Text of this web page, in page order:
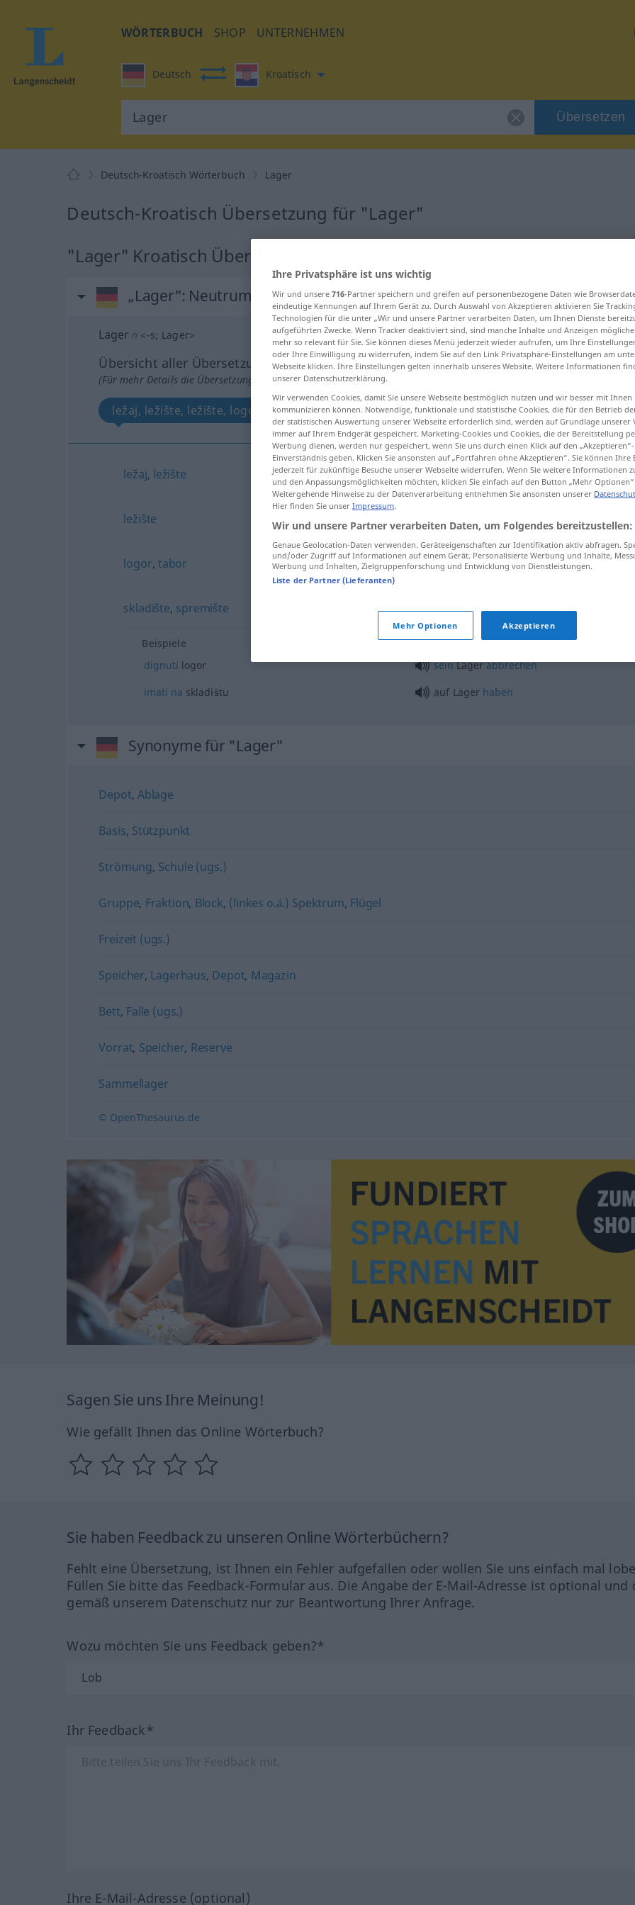
WÖRTERBUCH SHOP UNTERNEHMEN
Deutsch Kroatisch
Übersetzen
Deutsch-Kroatisch Wörterbuch Lager
Deutsch-Kroatisch Übersetzung für "Lager"
"Lager" Kroatisch Übersetzung
„Lager“: Neutrum
Lager n <-s; Lager>
Übersicht aller Übersetzungen
(Für mehr Details die Übersetzung anklicken/antippen)
ležaj, ležište, ležište, logor, tabor, skladište, spremište
ležaj, ležište Lager TECH
ležište Lager GEOL
logor, tabor Lager MIL POL
skladište, spremište LagerWarenlager
Beispiele
dignuti logor seinLagerabbrechen
imati na skladištu auf Lager haben
Synonyme für "Lager"
Depot, Ablage
Basis, Stützpunkt
Strömung, Schule (ugs.)
Gruppe, Fraktion, Block, (linkes o.ä.) Spektrum, Flügel
Freizeit (ugs.)
Speicher, Lagerhaus, Depot, Magazin
Bett, Falle (ugs.)
Vorrat, Speicher, Reserve
Sammellager
© OpenThesaurus.de
Sagen Sie uns Ihre Meinung!
Wie gefällt Ihnen das Online Wörterbuch?
Sie haben Feedback zu unseren Online Wörterbüchern?
Fehlt eine Übersetzung, ist Ihnen ein Fehler aufgefallen oder wollen Sie uns einfach mal
Füllen Sie bitte das Feedback-Formular aus. Die Angabe der E-Mail-Adresse ist optional und
gemäß unserem Datenschutz nur zur Beantwortung Ihrer Anfrage.
Wozu möchten Sie uns Feedback geben?*
Ihr Feedback*
Ihre E-Mail-Adresse (optional)
Ihre Privatsphäre ist uns wichtig
Wir und unsere 716-Partner speichern und greifen auf personenbezogene Daten wie
eindeutige Kennungen auf Ihrem Gerät zu. Durch Auswahl von Akzeptieren aktivieren Sie
Technologien für die unter „Wir und unsere Partner verarbeiten Daten, um Ihnen Dienste
aufgeführten Zwecke. Wenn Tracker deaktiviert sind, sind manche Inhalte und Anzeigen
mehr so relevant für Sie. Sie können dieses Menü jederzeit wieder aufrufen, um Ihre
oder Ihre Einwilligung zu widerrufen, indem Sie auf den Link Privatsphäre-Einstellungen am
Webseite klicken. Ihre Einstellungen gelten innerhalb unseres Website. Weitere Informationen
unserer Datenschutzerklärung.
Wir verwenden Cookies, damit Sie unsere Webseite bestmöglich nutzen und wir besser mit Ihnen
kommunizieren können. Notwendige, funktionale und statistische Cookies, die für den Betrieb
der statistischen Auswertung unserer Webseite erforderlich sind, werden auf Grundlage unserer
immer auf Ihrem Endgerät gespeichert. Marketing-Cookies und Cookies, die der Bereitstellung
Werbung dienen, werden nur gespeichert, wenn Sie uns durch einen Klick auf den
Einverständnis geben. Klicken Sie ansonsten auf „Fortfahren ohne Akzeptieren“. Sie können Ihre
jederzeit für zukünftige Besuche unserer Webseite widerrufen. Wenn Sie weitere Informationen
und den Anpassungsmöglichkeiten möchten, klicken Sie einfach auf den Button „Mehr Optionen“.
Weitergehende Hinweise zu der Datenverarbeitung entnehmen Sie ansonsten unserer
Hier finden Sie unser Impressum.
Wir und unsere Partner verarbeiten Daten, um Folgendes bereitzustellen:
Genaue Geolocation-Daten verwenden. Geräteeigenschaften zur Identifikation aktiv abfragen.
und/oder Zugriff auf Informationen auf einem Gerät. Personalisierte Werbung und Inhalte,
Werbung und Inhalten, Zielgruppenforschung und Entwicklung von Dienstleistungen.
Liste der Partner (Lieferanten)
Mehr Optionen Akzeptieren